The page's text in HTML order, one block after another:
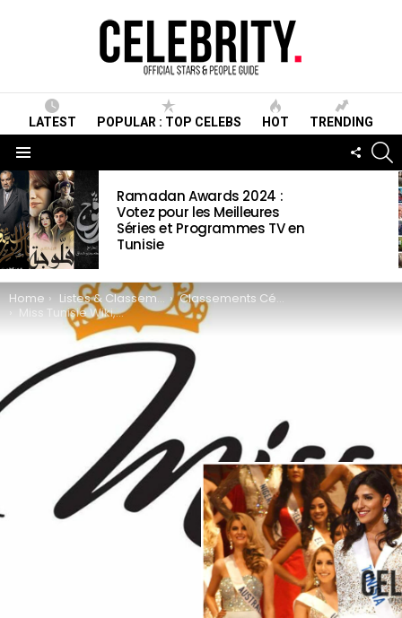
LATEST POPULAR : TOP CELEBS HOT TRENDING
LATEST
STORIES
Ramadan Awards 2024 :
Votez pour les Meilleures
Séries et Programmes TV en
Tunisie
You are here:
Home Listes & Classements
Classements Célébrités
Miss Tunisie Wiki, Histoire, Prix, gagnantes & Informations